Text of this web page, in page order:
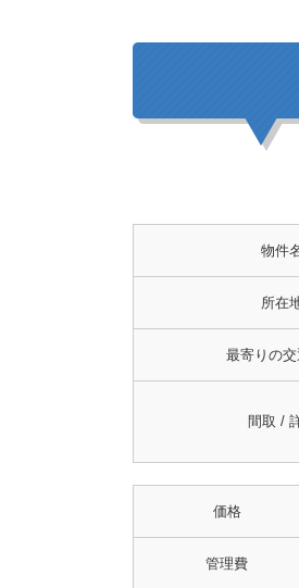
物件
所在
最寄りの
間取 /
価格
管理費